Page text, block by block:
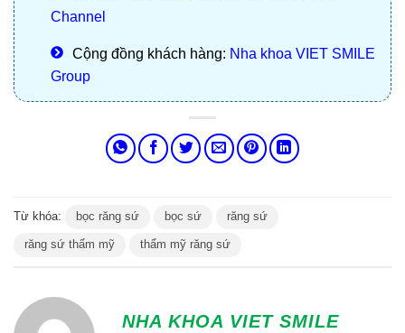
Channel
Cộng đồng khách hàng: Nha khoa VIET SMILE
Group
Từ khóa: bọc răng sứ bọc sứ răng sứ
răng sứ thẩm mỹ thẩm mỹ răng sứ
NHA KHOA VIET SMILE